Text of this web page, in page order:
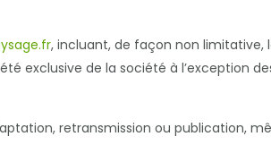
, incluant, de façon non limitative,
exclusive de la société à l’exception
retransmission ou publication,